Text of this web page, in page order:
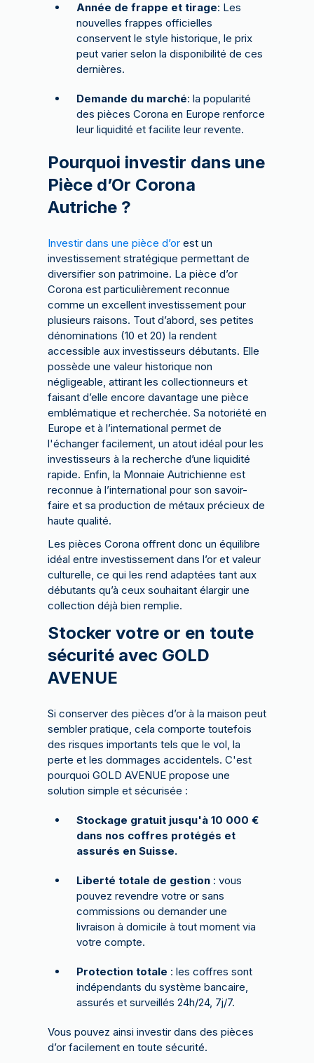
Année de frappe et tirage: Les
nouvelles frappes officielles
conservent le style historique, le prix
peut varier selon la disponibilité de ces
dernières.
Demande du marché: la popularité
des pièces Corona en Europe renforce
leur liquidité et facilite leur revente.
Pourquoi investir dans une
Pièce d’Or Corona
Autriche ?
Investir dans une pièce d’or est un
investissement stratégique permettant de
diversifier son patrimoine. La pièce d’or
Corona est particulièrement reconnue
comme un excellent investissement pour
plusieurs raisons. Tout d’abord, ses petites
dénominations (10 et 20) la rendent
accessible aux investisseurs débutants. Elle
possède une valeur historique non
négligeable, attirant les collectionneurs et
faisant d’elle encore davantage une pièce
emblématique et recherchée. Sa notoriété en
Europe et à l’international permet de
l'échanger facilement, un atout idéal pour les
investisseurs à la recherche d’une liquidité
rapide. Enfin, la Monnaie Autrichienne est
reconnue à l’international pour son savoir-
faire et sa production de métaux précieux de
haute qualité.
Les pièces Corona offrent donc un équilibre
idéal entre investissement dans l’or et valeur
culturelle, ce qui les rend adaptées tant aux
débutants qu’à ceux souhaitant élargir une
collection déjà bien remplie.
Stocker votre or en toute
sécurité avec GOLD
AVENUE
Si conserver des pièces d’or à la maison peut
sembler pratique, cela comporte toutefois
des risques importants tels que le vol, la
perte et les dommages accidentels. C'est
pourquoi GOLD AVENUE propose une
solution simple et sécurisée :
Stockage gratuit jusqu'à 10 000 €
dans nos coffres protégés et
assurés en Suisse.
Liberté totale de gestion : vous
pouvez revendre votre or sans
commissions ou demander une
livraison à domicile à tout moment via
votre compte.
Protection totale : les coffres sont
indépendants du système bancaire,
assurés et surveillés 24h/24, 7j/7.
Vous pouvez ainsi investir dans des pièces
d’or facilement en toute sécurité.